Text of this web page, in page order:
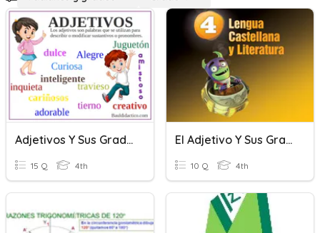
Adjetivos Y Sus Grados
15 Q 4th
El Adjetivo Y Sus Grados
10 Q 4th